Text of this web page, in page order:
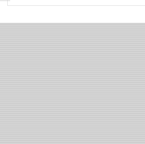
2010年9月臺北半導體展...